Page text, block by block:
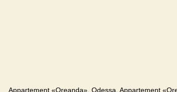
Appartement «Oreanda», Odessa. Appartement